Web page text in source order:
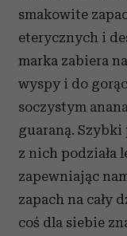
smakowite
eterycznych i
marka zabiera
wyspy i do
soczystym
guaraną.
z nich podziała
zapewniając
zapach na cały
coś dla siebie